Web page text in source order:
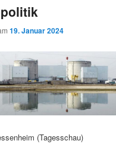
19. Januar 2024
(Tagesschau)